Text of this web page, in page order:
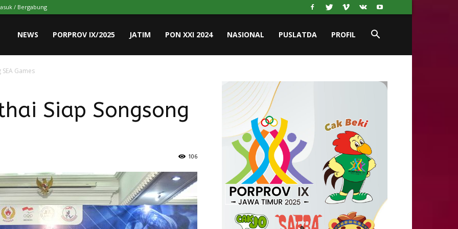
/ Bergabung
NEWS PORPROV IX/2025 JATIM PON XXI 2024 NASIONAL PUSLATDA PROFIL
Games
Siap Songsong
106